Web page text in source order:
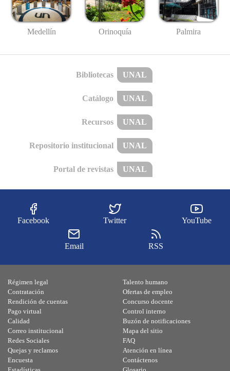
Medellín Orinoquía Palmira
Bibliotecas UNAL
Catálogo UNAL
Recursos UNAL
Repositorio institucional UNAL
Portal de revistas UNAL
Facebook Twitter YouTube
Email RSS
Régimen legal
Contratación
Rendición de cuentas
Pago virtual
Calidad
Talento humano
Ofertas de empleo
Concurso docente
Control interno
Buzón de notificaciones
Correo institucional
Redes Sociales
Quejas y reclamos
Encuesta
Mapa del sitio
FAQ
Atención en línea
Contáctenos